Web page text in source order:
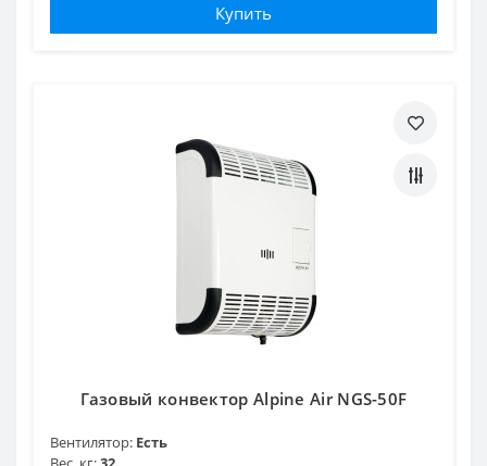
Купить
Газовый конвектор Alpine Air NGS-50F
Вентилятор: Есть